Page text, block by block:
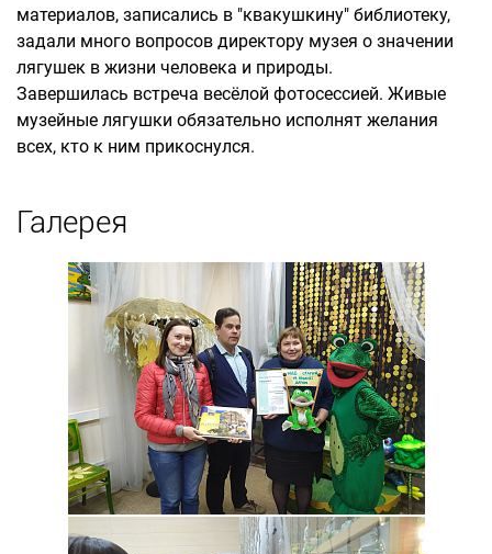
материалов, записались в "квакушкину" библиотеку,
задали много вопросов директору музея о значении
лягушек в жизни человека и природы.
Завершилась встреча весёлой фотосессией. Живые
музейные лягушки обязательно исполнят желания
всех, кто к ним прикоснулся.
Галерея